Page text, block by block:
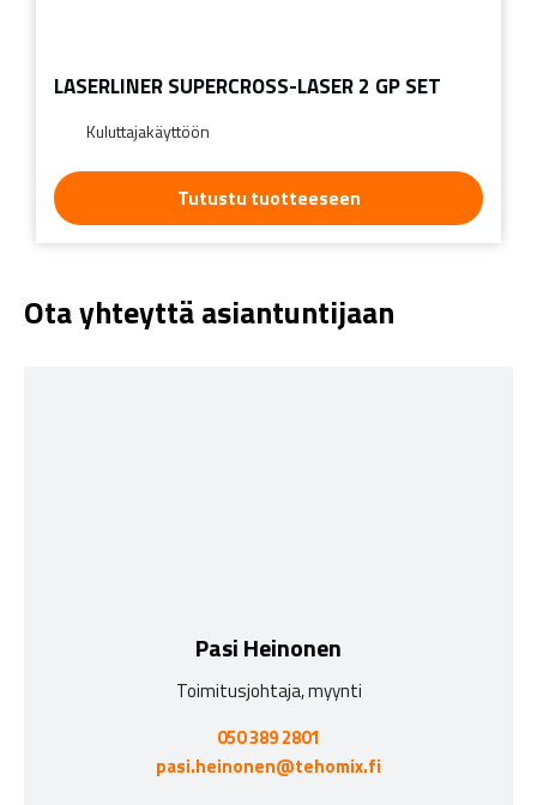
LASERLINER SUPERCROSS-LASER 2 GP SET
Kuluttajakäyttöön
Tutustu tuotteeseen
Ota yhteyttä asiantuntijaan
Pasi Heinonen
Toimitusjohtaja, myynti
050 389 2801
pasi.heinonen@tehomix.fi